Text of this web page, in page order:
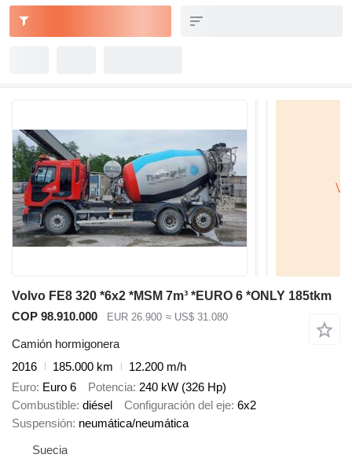
Volvo FE8 320 *6x2 *MSM 7m³ *EURO 6 *ONLY 185tkm
COP 98.910.000
EUR 26.900 ≈ US$ 31.080
Camión hormigonera
2016
185.000 km
12.200 m/h
Euro Euro 6 Potencia 240 kW (326 Hp)
Combustible diésel Configuración del eje 6x2
Suspensión neumática/neumática
Suecia